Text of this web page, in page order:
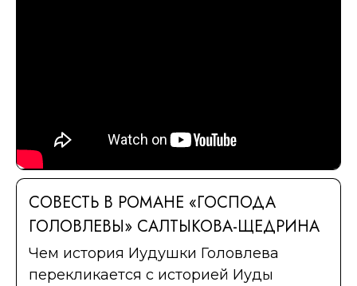
СОВЕСТЬ В РОМАНЕ «ГОСПОДА
ГОЛОВЛЕВЫ» САЛТЫКОВА-ЩЕДРИНА
Чем история Иудушки Головлева
перекликается с историей Иуды